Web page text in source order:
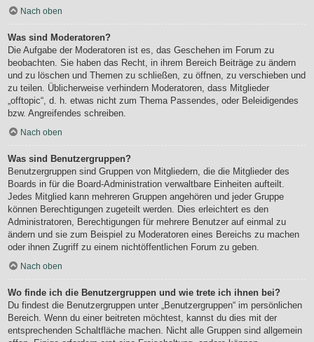
Nach oben
Was sind Moderatoren?
Die Aufgabe der Moderatoren ist es, das Geschehen im Forum zu
beobachten. Sie haben das Recht, in ihrem Bereich Beiträge zu ändern
und zu löschen und Themen zu schließen, zu öffnen, zu verschieben und
zu teilen. Üblicherweise verhindern Moderatoren, dass Mitglieder
„offtopic“, d. h. etwas nicht zum Thema Passendes, oder Beleidigendes
bzw. Angreifendes schreiben.
Nach oben
Was sind Benutzergruppen?
Benutzergruppen sind Gruppen von Mitgliedern, die die Mitglieder des
Boards in für die Board-Administration verwaltbare Einheiten aufteilt.
Jedes Mitglied kann mehreren Gruppen angehören und jeder Gruppe
können Berechtigungen zugeteilt werden. Dies erleichtert es den
Administratoren, Berechtigungen für mehrere Benutzer auf einmal zu
ändern und sie zum Beispiel zu Moderatoren eines Bereichs zu machen
oder ihnen Zugriff zu einem nichtöffentlichen Forum zu geben.
Nach oben
Wo finde ich die Benutzergruppen und wie trete ich ihnen bei?
Du findest die Benutzergruppen unter „Benutzergruppen“ im persönlichen
Bereich. Wenn du einer beitreten möchtest, kannst du dies mit der
entsprechenden Schaltfläche machen. Nicht alle Gruppen sind allgemein